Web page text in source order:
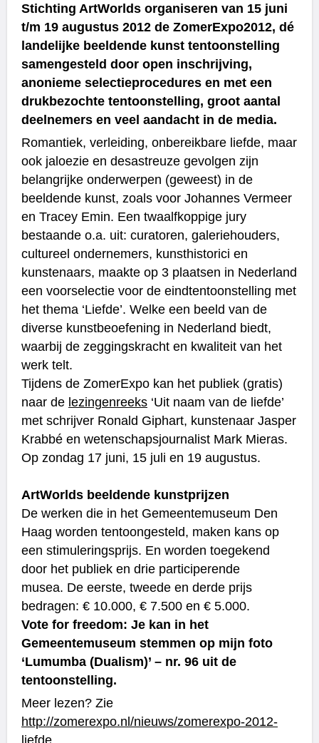
Stichting ArtWorlds organiseren van 15 juni
t/m 19 augustus 2012 de ZomerExpo2012, dé
landelijke beeldende kunst tentoonstelling
samengesteld door open inschrijving,
anonieme selectieprocedures en met een
drukbezochte tentoonstelling, groot aantal
deelnemers en veel aandacht in de media.
Romantiek, verleiding, onbereikbare liefde, maar
ook jaloezie en desastreuze gevolgen zijn
belangrijke onderwerpen (geweest) in de
beeldende kunst, zoals voor Johannes Vermeer
en Tracey Emin. Een twaalfkoppige jury
bestaande o.a. uit: curatoren, galeriehouders,
cultureel ondernemers, kunsthistorici en
kunstenaars, maakte op 3 plaatsen in Nederland
een voorselectie voor de eindtentoonstelling met
het thema ‘Liefde’. Welke een beeld van de
diverse kunstbeoefening in Nederland biedt,
waarbij de zeggingskracht en kwaliteit van het
werk telt.
Tijdens de ZomerExpo kan het publiek (gratis)
naar de lezingenreeks ‘Uit naam van de liefde’
met schrijver Ronald Giphart, kunstenaar Jasper
Krabbé en wetenschapsjournalist Mark Mieras.
Op zondag 17 juni, 15 juli en 19 augustus.
ArtWorlds beeldende kunstprijzen
De werken die in het Gemeentemuseum Den
Haag worden tentoongesteld, maken kans op
een stimuleringsprijs. En worden toegekend
door het publiek en drie participerende
musea. De eerste, tweede en derde prijs
bedragen: € 10.000, € 7.500 en € 5.000.
Vote for freedom: Je kan in het
Gemeentemuseum stemmen op mijn foto
‘Lumumba (Dualism)’ – nr. 96 uit de
tentoonstelling.
Meer lezen? Zie
http://zomerexpo.nl/nieuws/zomerexpo-2012-
liefde